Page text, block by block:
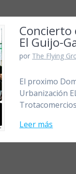
Concierto
El Guijo-
por The Flying
El proximo
Urbanización
Leer más